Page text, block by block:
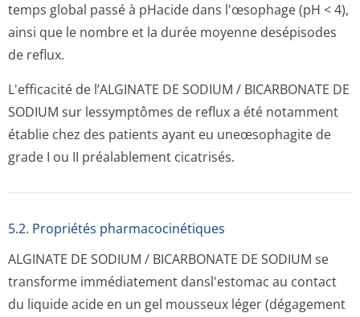
temps global passé à pHacide dans l'œsophage (pH < 4),
ainsi que le nombre et la durée moyenne desépisodes
de reflux.
L'efficacité de l’ALGINATE DE SODIUM / BICARBONATE DE
SODIUM sur lessymptômes de reflux a été notamment
établie chez des patients ayant eu uneœsophagite de
grade I ou II préalablement cicatrisés.
5.2. Propriétés pharmacocinéti­ques
ALGINATE DE SODIUM / BICARBONATE DE SODIUM se
transforme immédiatement dansl'estomac au contact
du liquide acide en un gel mousseux léger (dégagement